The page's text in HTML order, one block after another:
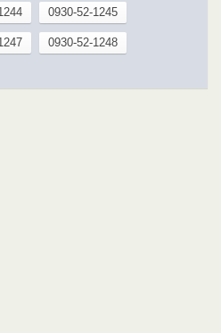
0930-52-1245
0930-52-1248